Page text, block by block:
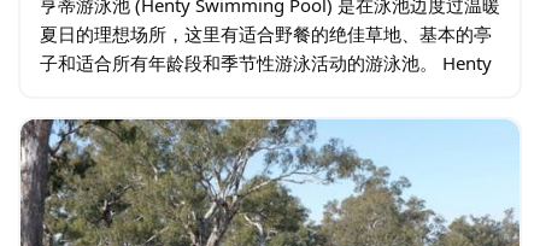
亨蒂游泳池 (Henty Swimming Pool) 是在泳池边度过温暖
夏日的理想场所，这里有适合野餐的绝佳草地、基本的亭
子和适合所有年龄段和季节性游泳活动的游泳池。 Henty